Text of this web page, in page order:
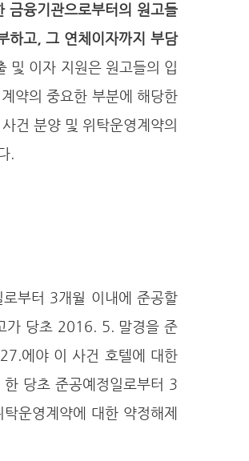
금융기관으로부터의 원고들
하고, 그 연체이자까지 부담
및 이자 지원은 원고들의 입
약의 중요한 부분에 해당한
건 분양 및 위탁운영계약의
.
가 당초 2016. 5. 말경을 준
에야 이 사건 호텔에 대한
당초 준공예정일로부터 3
운영계약에 대한 약정해제